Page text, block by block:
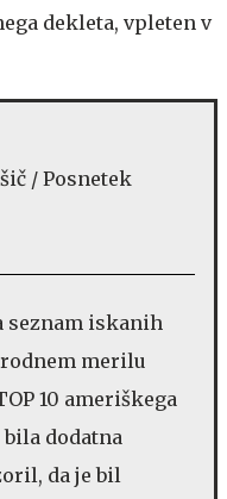
dekleta, vpleten v
seznam iskanih
merilu
10 ameriškega
dodatna
da je bil